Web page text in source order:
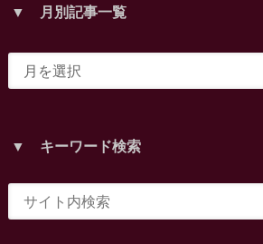
▼ 月別記事一覧
▼ キーワード検索